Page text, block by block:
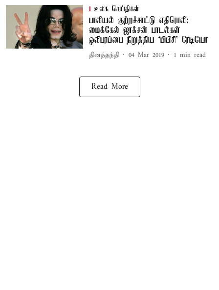
உலக செய்திகள்
பாலியல் குற்றச்சாட்டு எதிரொலி:
மைக்கேல் ஜாக்சன் பாடல்கள்
ஒலிபரப்பை நிறுத்திய ‘பிபிசி’ ரேடியோ
தினத்தந்தி 04 Mar 2019 1 min read
Read More